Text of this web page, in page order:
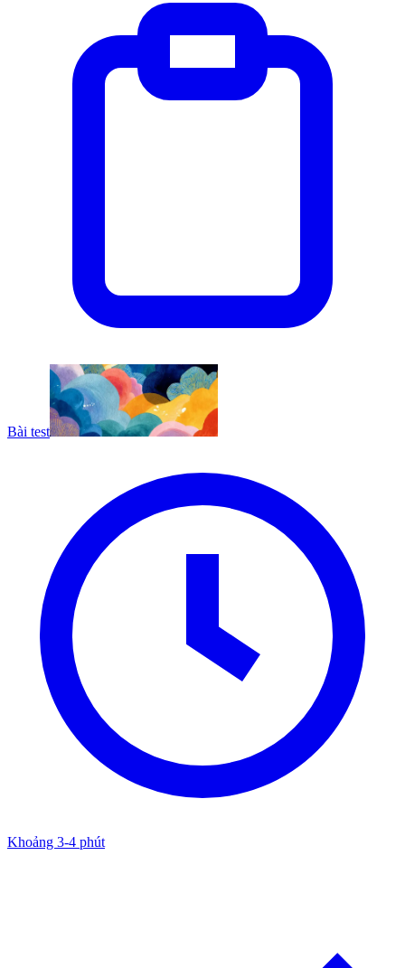
Bài test
Khoảng 3-4 phút